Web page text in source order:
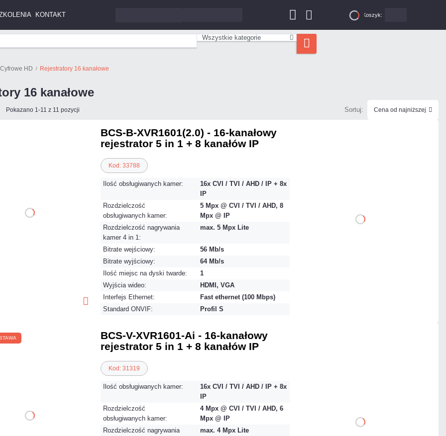
KONTAKT 0 Koszyk:
Wszystkie kategorie
HD Rejestratory 16 kanałowe
16 kanałowe
Pokazano 1-11 z 11 pozycji Sortuj: Cena od najniższej
BCS-B-XVR1601(2.0) - 16-kanałowy
rejestrator 5 in 1 + 8 kanałów IP
Kod: 33788
Ilość obsługiwanych kamer:
16x CVI / TVI / AHD / IP + 8x
IP
Rozdzielczość
obsługiwanych kamer:
5 Mpx @ CVI / TVI / AHD, 8
Mpx @ IP
Rozdzielczość nagrywania
kamer 4 in 1:
max. 5 Mpx Lite
Bitrate wejściowy:
56 Mb/s
Bitrate wyjściowy:
64 Mb/s
Ilość miejsc na dyski twarde:
1
Wyjścia wideo:
HDMI, VGA
Interfejs Ethernet:
Fast ethernet (100 Mbps)
Standard ONVIF:
Profil S
DO KOSZYKA
BCS-V-XVR1601-Ai - 16-kanałowy
rejestrator 5 in 1 + 8 kanałów IP
Kod: 31319
Ilość obsługiwanych kamer:
16x CVI / TVI / AHD / IP + 8x
IP
Rozdzielczość
obsługiwanych kamer:
4 Mpx @ CVI / TVI / AHD, 6
Mpx @ IP
Rozdzielczość nagrywania
max. 4 Mpx Lite
DO KOSZYKA